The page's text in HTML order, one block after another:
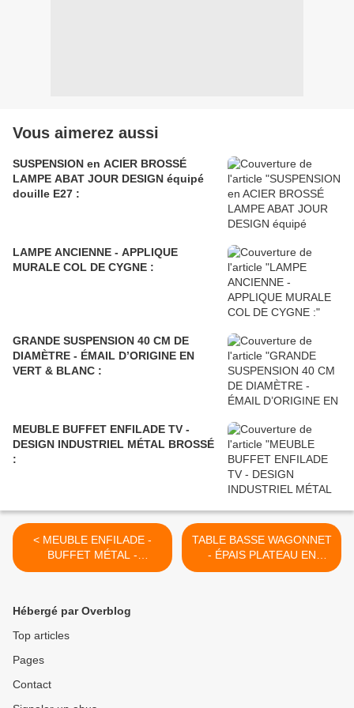
Vous aimerez aussi
SUSPENSION en ACIER BROSSÉ
LAMPE ABAT JOUR DESIGN équipé
douille E27 :
LAMPE ANCIENNE - APPLIQUE
MURALE COL DE CYGNE :
GRANDE SUSPENSION 40 CM DE
DIAMÈTRE - ÉMAIL D’ORIGINE EN
VERT & BLANC :
MEUBLE BUFFET ENFILADE TV -
DESIGN INDUSTRIEL MÉTAL BROSSÉ
:
< MEUBLE ENFILADE -
BUFFET MÉTAL -
PLATEAU BOIS :
TABLE BASSE WAGONNET
- ÉPAIS PLATEAU EN
MÉTAL : >
Hébergé par Overblog
Top articles
Pages
Contact